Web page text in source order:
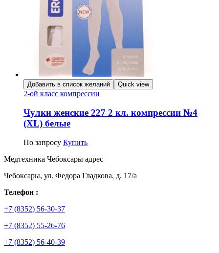
Добавить в список желаний Quick view
2-ой класс компрессии
Чулки женские 227 2 кл. компрессии №4
(XL) белые
По запросу Купить
Медтехника Чебоксары адрес
Чебоксары, ул. Федора Гладкова, д. 17/а
Телефон :
+7 (8352) 56-30-37
+7 (8352) 55-26-76
+7 (8352) 56-40-39